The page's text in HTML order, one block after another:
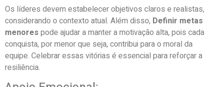
Os líderes devem estabelecer objetivos claros e realistas,
considerando o contexto atual. Além disso, Definir metas
menores pode ajudar a manter a motivação alta, pois cada
conquista, por menor que seja, contribui para o moral da
equipe. Celebrar essas vitórias é essencial para reforçar a
resiliência.